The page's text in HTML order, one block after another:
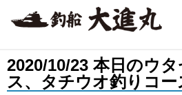
2020/10/23 本日のウ
ス、タチウオ釣りコー